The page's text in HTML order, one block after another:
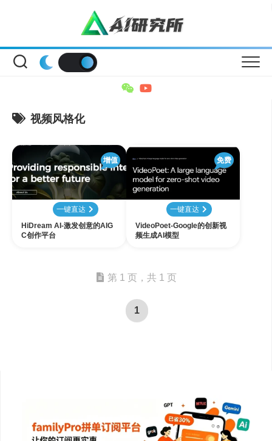
视频风格化
增值
一键直达
HiDream AI-激发创意的AIG
C创作平台
免费
一键直达
VideoPoet-Google的创新视
频生成AI模型
第 1 页，共 1 页
1